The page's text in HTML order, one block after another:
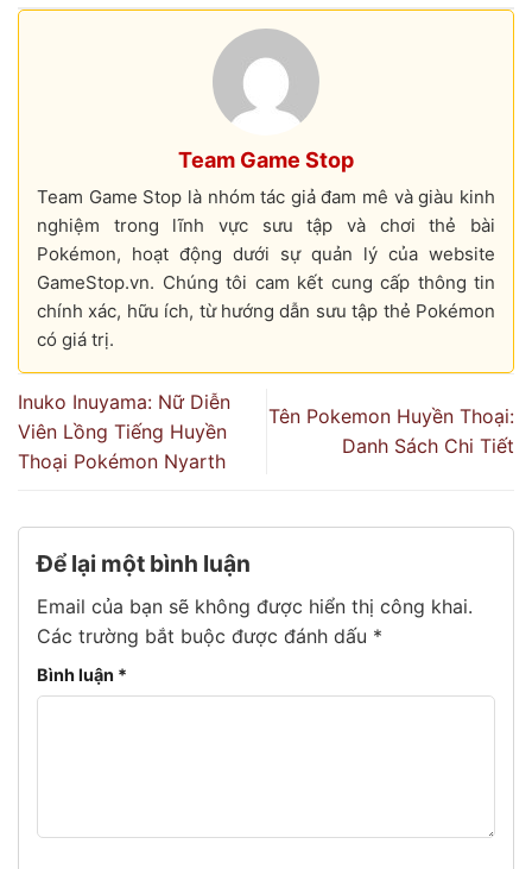
Team Game Stop
Team Game Stop là nhóm tác giả đam mê và giàu kinh
nghiệm trong lĩnh vực sưu tập và chơi thẻ bài
Pokémon, hoạt động dưới sự quản lý của website
GameStop.vn. Chúng tôi cam kết cung cấp thông tin
chính xác, hữu ích, từ hướng dẫn sưu tập thẻ Pokémon
có giá trị.
Inuko Inuyama: Nữ Diễn
Viên Lồng Tiếng Huyền
Thoại Pokémon Nyarth
Tên Pokemon Huyền Thoại:
Danh Sách Chi Tiết
Để lại một bình luận
Email của bạn sẽ không được hiển thị công khai.
Các trường bắt buộc được đánh dấu *
Bình luận *